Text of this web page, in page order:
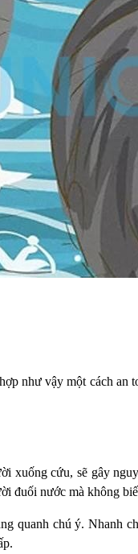
như vậy một cách an
xuống cứu, sẽ gây
đuối nước mà không
quanh chú ý. Nhanh